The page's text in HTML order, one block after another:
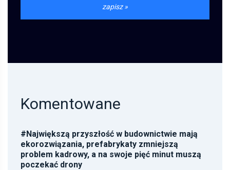
Komentowane
#Największą przyszłość w budownictwie mają
ekorozwiązania, prefabrykaty zmniejszą
problem kadrowy, a na swoje pięć minut muszą
poczekać drony